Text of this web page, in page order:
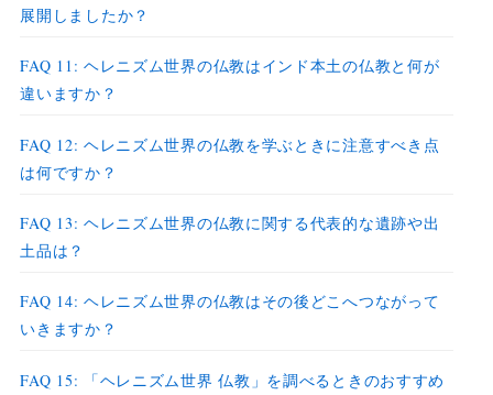
展開しましたか？
FAQ 11: ヘレニズム世界の仏教はインド本土の仏教と何が
違いますか？
FAQ 12: ヘレニズム世界の仏教を学ぶときに注意すべき点
は何ですか？
FAQ 13: ヘレニズム世界の仏教に関する代表的な遺跡や出
土品は？
FAQ 14: ヘレニズム世界の仏教はその後どこへつながって
いきますか？
FAQ 15: 「ヘレニズム世界 仏教」を調べるときのおすすめ